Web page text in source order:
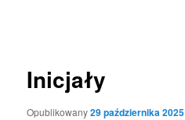
Inicjały
Opublikowany29 października 2025